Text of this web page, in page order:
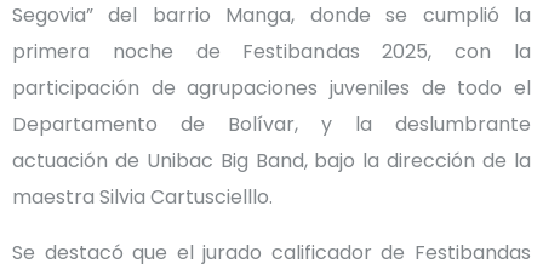
Segovia” del barrio Manga, donde se cumplió la
primera noche de Festibandas 2025, con la
participación de agrupaciones juveniles de todo el
Departamento de Bolívar, y la deslumbrante
actuación de Unibac Big Band, bajo la dirección de la
maestra Silvia Cartuscielllo.
Se destacó que el jurado calificador de Festibandas